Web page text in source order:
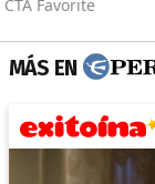
MÁS EN